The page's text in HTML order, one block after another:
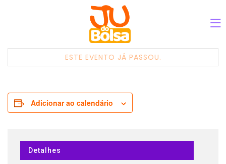
ESTE EVENTO JÁ PASSOU.
Adicionar ao calendário
Detalhes